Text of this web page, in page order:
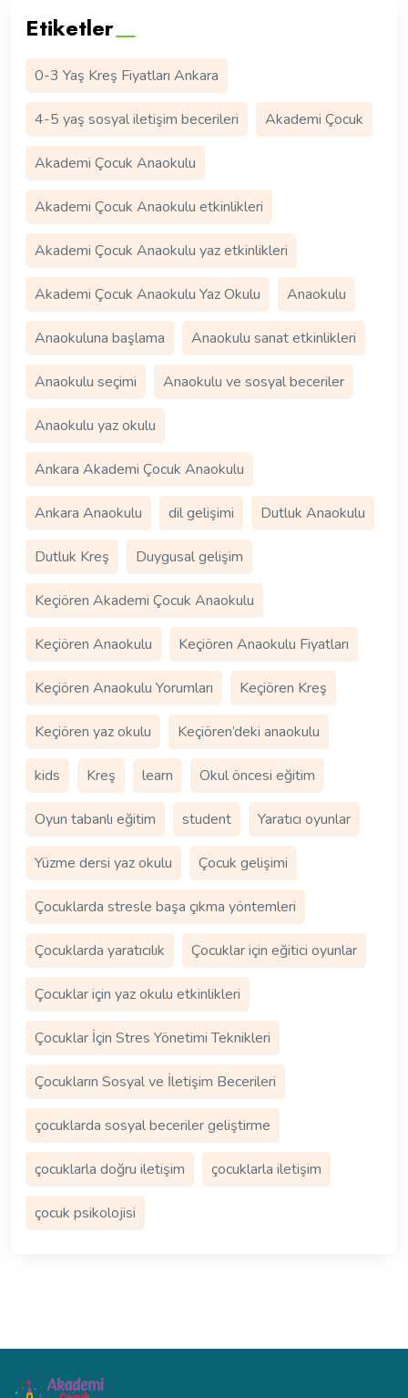
Etiketler
0-3 Yaş Kreş Fiyatları Ankara
4-5 yaş sosyal iletişim becerileri Akademi Çocuk
Akademi Çocuk Anaokulu
Akademi Çocuk Anaokulu etkinlikleri
Akademi Çocuk Anaokulu yaz etkinlikleri
Akademi Çocuk Anaokulu Yaz Okulu Anaokulu
Anaokuluna başlama Anaokulu sanat etkinlikleri
Anaokulu seçimi Anaokulu ve sosyal beceriler
Anaokulu yaz okulu
Ankara Akademi Çocuk Anaokulu
Ankara Anaokulu dil gelişimi Dutluk Anaokulu
Dutluk Kreş Duygusal gelişim
Keçiören Akademi Çocuk Anaokulu
Keçiören Anaokulu Keçiören Anaokulu Fiyatları
Keçiören Anaokulu Yorumları Keçiören Kreş
Keçiören yaz okulu Keçiören’deki anaokulu
kids Kreş learn Okul öncesi eğitim
Oyun tabanlı eğitim student Yaratıcı oyunlar
Yüzme dersi yaz okulu Çocuk gelişimi
Çocuklarda stresle başa çıkma yöntemleri
Çocuklarda yaratıcılık Çocuklar için eğitici oyunlar
Çocuklar için yaz okulu etkinlikleri
Çocuklar İçin Stres Yönetimi Teknikleri
Çocukların Sosyal ve İletişim Becerileri
çocuklarda sosyal beceriler geliştirme
çocuklarla doğru iletişim çocuklarla iletişim
çocuk psikolojisi